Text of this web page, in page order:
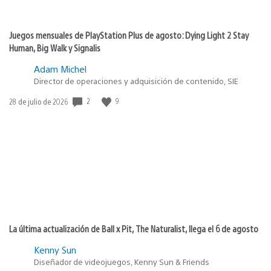
Juegos mensuales de PlayStation Plus de agosto: Dying Light 2 Stay
Human, Big Walk y Signalis
Adam Michel
Director de operaciones y adquisición de contenido, SIE
Fecha
28 de julio de 2026 2 9
La última actualización de Ball x Pit, The Naturalist, llega el 6 de agosto
Kenny Sun
Diseñador de videojuegos, Kenny Sun & Friends